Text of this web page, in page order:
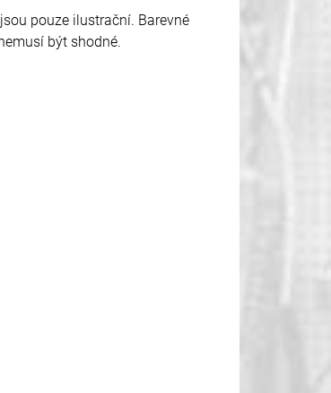
pouze ilustrační. Barevné
být shodné.